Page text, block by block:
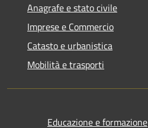
Anagrafe e stato civile
Imprese e Commercio
Catasto e urbanistica
Mobilità e trasporti
Educazione e formazione